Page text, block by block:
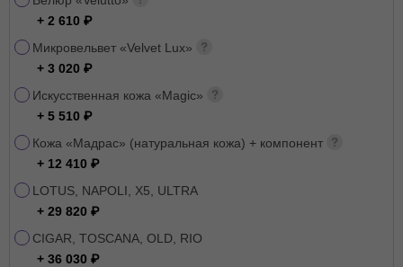
+ 2 610
Микровельвет «Velvet Lux»
+ 3 020
Искусственная кожа «Magic»
+ 5 510
Кожа «Мадрас» (натуральная кожа) + компонент
+ 12 410
LOTUS, NAPOLI, X5, ULTRA
+ 29 820
CIGAR, TOSCANA, OLD, RIO
+ 36 030